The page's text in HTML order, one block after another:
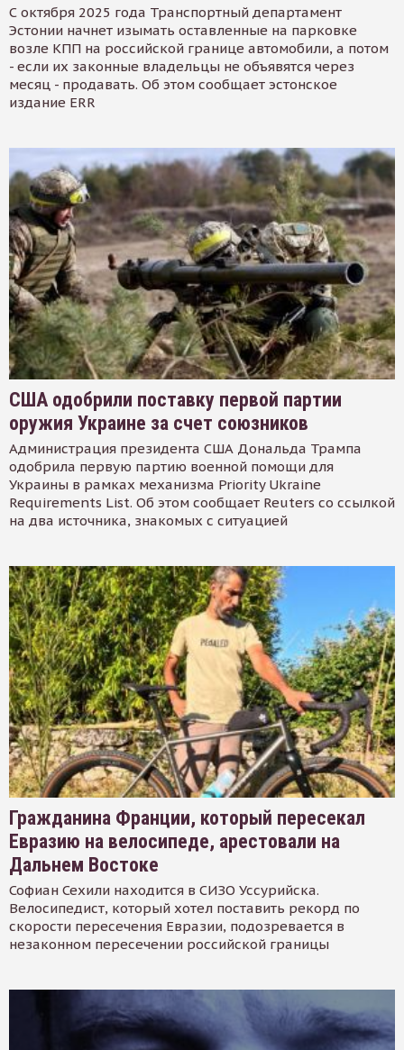
С октября 2025 года Транспортный департамент
Эстонии начнет изымать оставленные на парковке
возле КПП на российской границе автомобили, а потом
- если их законные владельцы не объявятся через
месяц - продавать. Об этом сообщает эстонское
издание ERR
США одобрили поставку первой партии
оружия Украине за счет союзников
Администрация президента США Дональда Трампа
одобрила первую партию военной помощи для
Украины в рамках механизма Priority Ukraine
Requirements List. Об этом сообщает Reuters со ссылкой
на два источника, знакомых с ситуацией
Гражданина Франции, который пересекал
Евразию на велосипеде, арестовали на
Дальнем Востоке
Софиан Сехили находится в СИЗО Уссурийска.
Велосипедист, который хотел поставить рекорд по
скорости пересечения Евразии, подозревается в
незаконном пересечении российской границы